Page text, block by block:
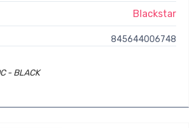
Blackstar
845644006748
- BLACK